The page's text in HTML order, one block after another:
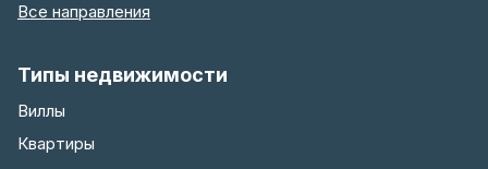
Все направления
Типы недвижимости
Виллы
Квартиры